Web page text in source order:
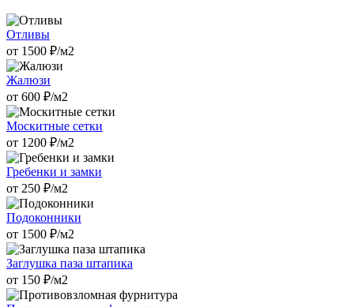
Отливы
от 1500 ₽/м2
Жалюзи
от 600 ₽/м2
Москитные сетки
от 1200 ₽/м2
Гребенки и замки
от 250 ₽/м2
Подоконники
от 1500 ₽/м2
Заглушка паза штапика
от 150 ₽/м2